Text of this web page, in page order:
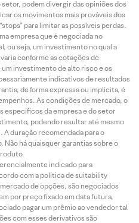
podem divergir das opiniões dos
os movimentos mais prováveis dos
para limitar as possíveis perdas.
empresa que é negociada no
ou seja, um investimento no qual a
conforme as cotações de
investimento de alto risco e os
indicativos de resultados
de forma expressa ou implícita, é
As condições de mercado, o
da empresa e do setor
podendo resultar até mesmo
duração recomendada para o
há quaisquer garantias sobre o
indicado para
com a política de suitability
de opções, são negociados
por preço fixado em data futura,
pagar um prêmio ao vendedor tal
com esses derivativos são